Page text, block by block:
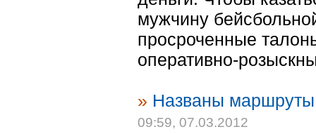
мужчину
просроченные
оперативно-
» Названы маршруты
09:59, 07.03.2012